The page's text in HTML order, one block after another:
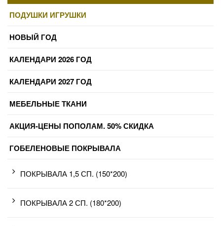
ПОДУШКИ ИГРУШКИ
НОВЫЙ ГОД
КАЛЕНДАРИ 2026 ГОД
КАЛЕНДАРИ 2027 ГОД
МЕБЕЛЬНЫЕ ТКАНИ
АКЦИЯ-ЦЕНЫ ПОПОЛАМ. 50% СКИДКА
ГОБЕЛЕНОВЫЕ ПОКРЫВАЛА
ПОКРЫВАЛА 1,5 СП. (150*200)
ПОКРЫВАЛА 2 СП. (180*200)